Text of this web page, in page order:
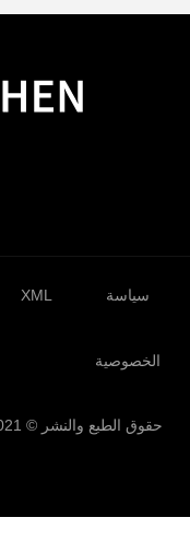
XML سياسة
الخصوصية